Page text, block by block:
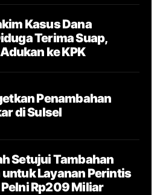
Kasus Dana
Terima Suap,
ke KPK
Penambahan
di Sulsel
Setujui Tambahan
Layanan Perintis
Pelni Rp209 Miliar